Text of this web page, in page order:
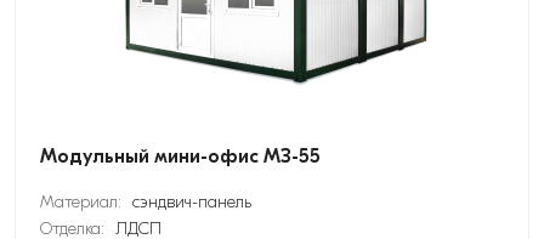
Модульный мини-офис МЗ-55
Материал: сэндвич-панель
Отделка: ЛДСП